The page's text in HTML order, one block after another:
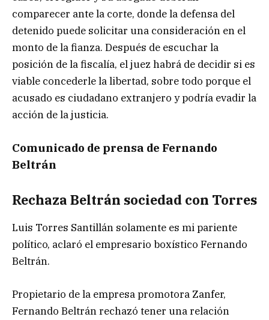
comparecer ante la corte, donde la defensa del
detenido puede solicitar una consideración en el
monto de la fianza. Después de escuchar la
posición de la fiscalía, el juez habrá de decidir si es
viable concederle la libertad, sobre todo porque el
acusado es ciudadano extranjero y podría evadir la
acción de la justicia.
Comunicado de prensa de Fernando
Beltrán
Rechaza Beltrán sociedad con Torres
Luis Torres Santillán solamente es mi pariente
político, aclaró el empresario boxístico Fernando
Beltrán.
Propietario de la empresa promotora Zanfer,
Fernando Beltrán rechazó tener una relación